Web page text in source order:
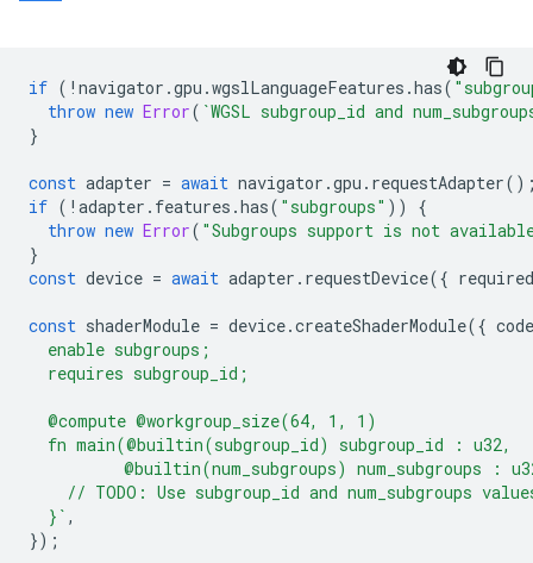
if ( ! navigator .gpu .wgslLanguageFeatures .has(
throw new Error( `WGSL subgroup_id and
}
const adapter = await navigator .gpu . requestAdapter
if ( ! adapter . features .has( "subgroups" ))
{
throw new Error( "Subgroups support is not
}
const device = await adapter . requestDevice({
const shaderModule = device.createShaderModule({ code
  enable subgroups;
  requires subgroup_id;
  @compute @workgroup_size(64, 1, 1)
  fn main(@builtin(subgroup_id) subgroup_id : u32,
@builtin(num_subgroups) num_subgroups :
// TODO: Use subgroup_id and num_subgroups
  }`
,
});